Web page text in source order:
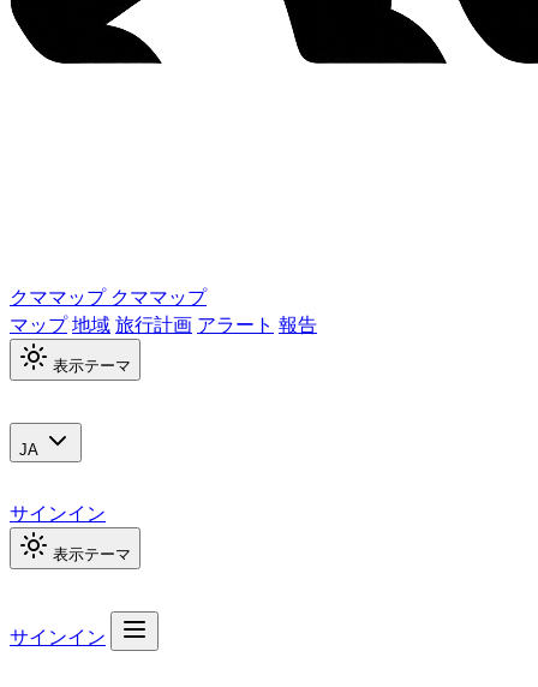
クママップ クママップ
マップ地域旅行計画 アラート 報告
表示テーマ
JA
サインイン
表示テーマ
サインイン